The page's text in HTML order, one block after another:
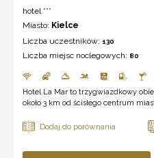
hotel ***
Miasto: Kielce
Liczba uczestników: 130
Liczba miejsc noclegowych: 80
Hotel La Mar to trzygwiazdkowy
około 3 km od ścisłego centrum